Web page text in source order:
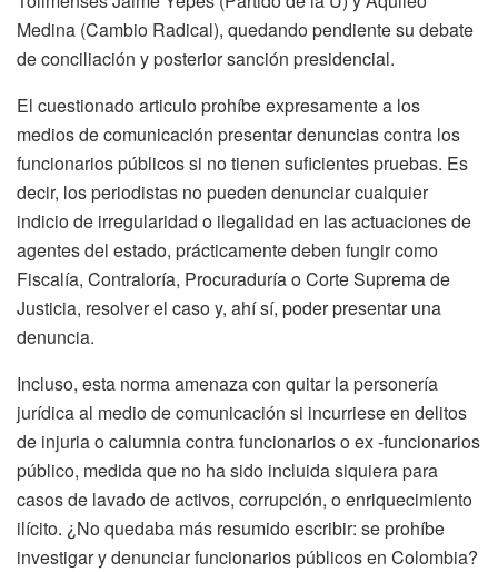
Medina (Cambio Radical), quedandopendiente su debate
de conciliación y posterior sanción presidencial.
El cuestionado articulo prohíbe expresamente a los
medios de comunicación presentar denuncias contra los
funcionarios públicos si no tienen suficientes pruebas. Es
decir, los periodistas no pueden denunciar cualquier
indicio de irregularidad o ilegalidad en las actuaciones de
agentes del estado, prácticamente deben fungir como
Fiscalía, Contraloría, Procuraduría o Corte Suprema de
Justicia, resolver el caso y, ahí sí, poder presentar una
denuncia.
Incluso, esta norma amenaza con quitar la personería
jurídica al medio de comunicación si incurriese en delitos
de injuria o calumnia contra funcionarios o ex -funcionarios
público, medida que no ha sido incluida siquiera para
casos de lavado de activos, corrupción, o enriquecimiento
ilícito. ¿No quedaba más resumido escribir: se prohíbe
investigar y denunciar funcionarios públicos en Colombia?